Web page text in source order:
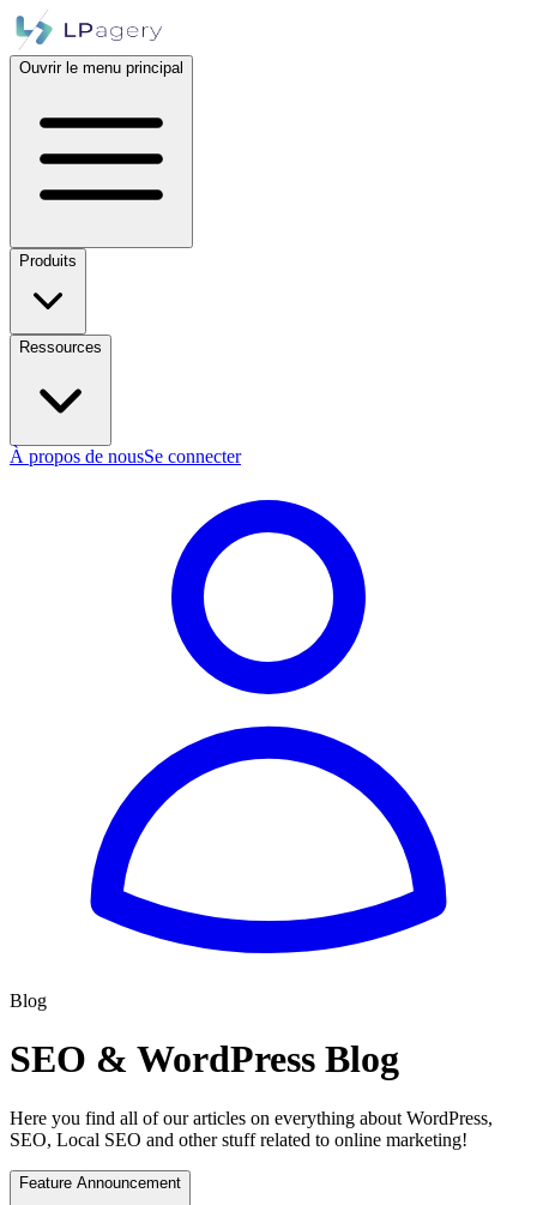
Ouvrir le menu principal
Produits
Ressources
À propos de nousSe connecter
Blog
SEO & WordPress Blog
Here you find all of our articles on everything about WordPress,
SEO, Local SEO and other stuff related to online marketing!
Feature Announcement